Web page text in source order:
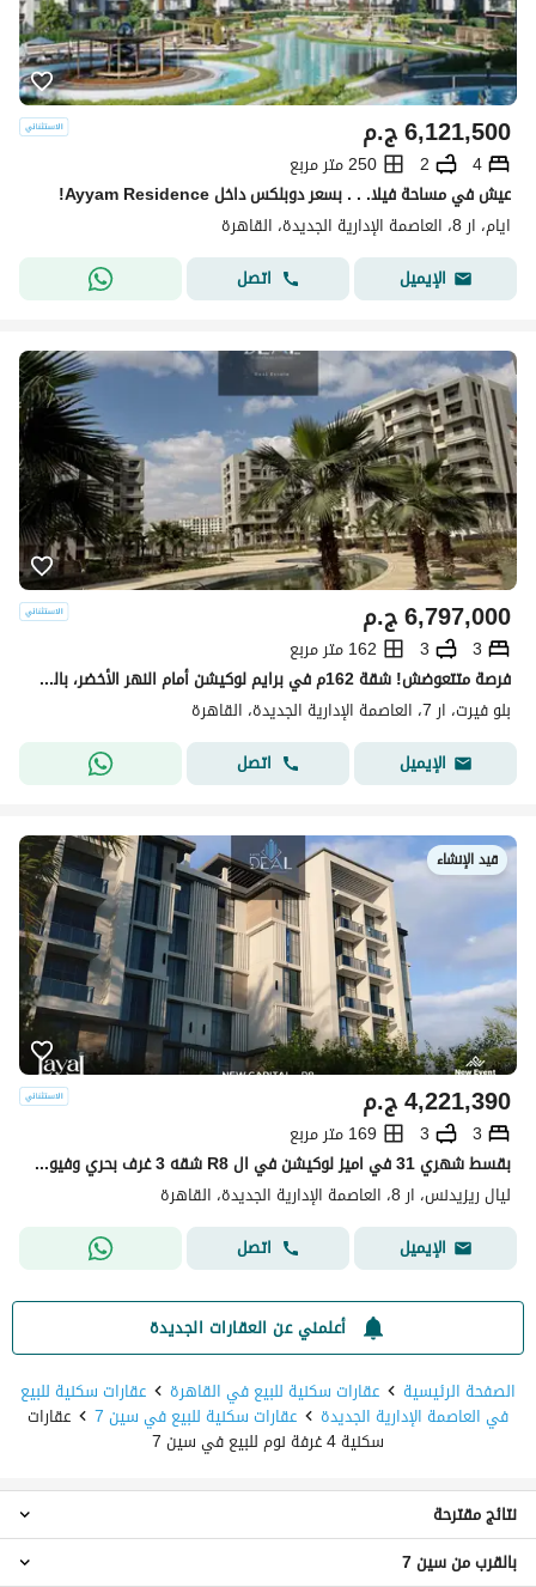
ج.م6,121,500
4
2
250 متر مربع
عيش في مساحة فيلا. . . بسعر دوبلكس داخل Ayyam Residence!
ايام، ار 8، العاصمة الإدارية الجديدة، القاهرة
الإيميل
اتصل
ج.م6,797,000
3
3
162 متر مربع
فرصة متتعوضش! شقة 162م في برايم لوكيشن أمام النهر الأخضر، بالقرب من سيليا ومحور محمد بن زايد الجنوبي، مع خصم كاش 18.5%.
بلو فيرت، ار 7، العاصمة الإدارية الجديدة، القاهرة
الإيميل
اتصل
قيد الإنشاء
ج.م4,221,390
3
3
169 متر مربع
بقسط شهري 31 في اميز لوكيشن في ال R8 شقه 3 غرف بحري وفيو لاند سكيب
ليال ريزيدنس، ار 8، العاصمة الإدارية الجديدة، القاهرة
الإيميل
اتصل
أعلمني عن العقارات الجديدة
الصفحة الرئيسية
عقارات سكنية للبيع في القاهرة عقارات سكنية للبيع
في العاصمة الإدارية الجديدة عقارات سكنية للبيع في سين 7 عقارات
سكنية 4 غرفة نوم للبيع في سين 7
عقارات 2 غرفة نوم للبيع في سين 7
نتائج مقترحة
بالقرب من سين 7